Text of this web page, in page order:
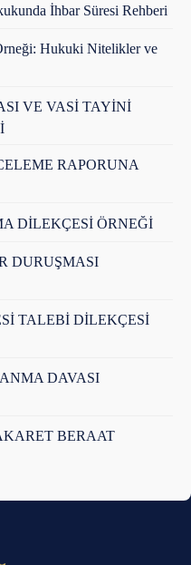
İhbar Süresi Rehberi
Hukuki Nitelikler ve
VE VASİ TAYİNİ
RAPORUNA
DİLEKÇESİ ÖRNEĞİ
DURUŞMASI
TALEBİ DİLEKÇESİ
DAVASI
BERAAT